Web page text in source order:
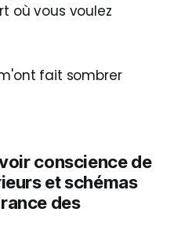
où vous voulez
fait sombrer
conscience de
et schémas
des